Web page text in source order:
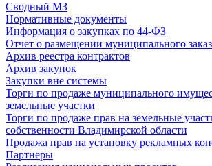
Сводный МЗ
Нормативные документы
Информация о закупках по 44-ФЗ
Отчет о размещении муниципального
Архив реестра контрактов
Архив закупок
Закупки вне системы
Торги по продаже муниципального
земельные участки
Торги по продаже прав на земельные
собственности Владимирской области
Продажа прав на установку рекламных
Партнеры